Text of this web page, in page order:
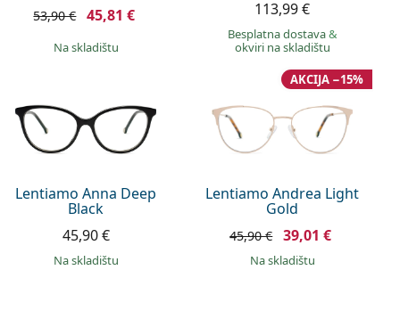
53,90 € 45,81 €
na skladištu
113,99 €
Besplatna dostava&
okviri na skladištu
Lentiamo Anna Deep
Black
45,90 €
na skladištu
Lentiamo Andrea Light
Gold
AKCIJA −15%
45,90 € 39,01 €
na skladištu